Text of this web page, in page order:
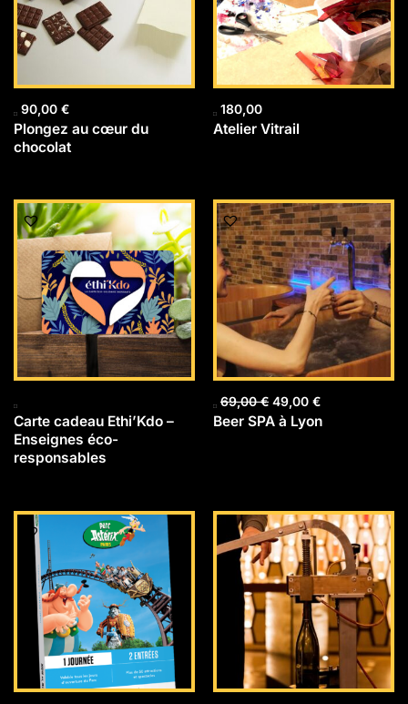
90,00 €
Plongez au cœur du
chocolat
180,00
Atelier Vitrail
Carte cadeau Ethi’Kdo –
Enseignes éco-
responsables
69,00€
Le
prix
initial
était :
69,00 €.
49,00 €
Le
prix
actuel
est :
49,00 €.
Beer SPA à Lyon